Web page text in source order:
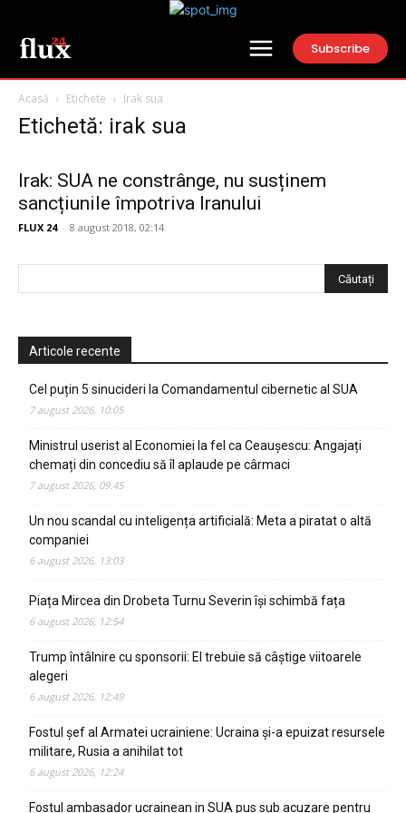
Subscribe
Acasă Etichete Irak sua
Etichetă: irak sua
Irak: SUA ne constrânge, nu susținem
sancțiunile împotriva Iranului
FLUX 24 - 8 august 2018, 02:14
Articole recente
Cel puțin 5 sinucideri la Comandamentul cibernetic al SUA
7 august 2026, 10:05
Ministrul userist al Economiei la fel ca Ceaușescu: Angajați
chemați din concediu să îl aplaude pe cârmaci
7 august 2026, 09:45
Un nou scandal cu inteligența artificială: Meta a piratat o altă
companiei
6 august 2026, 13:03
Piața Mircea din Drobeta Turnu Severin își schimbă fața
6 august 2026, 12:54
Trump întâlnire cu sponsorii: El trebuie să câștige viitoarele
alegeri
6 august 2026, 12:49
Fostul șef al Armatei ucrainiene: Ucraina și-a epuizat resursele
militare, Rusia a anihilat tot
6 august 2026, 12:24
Fostul ambasador ucrainean in SUA pus sub acuzare pentru